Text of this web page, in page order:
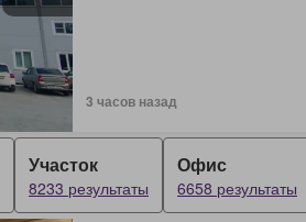
3 часов назад
Участок
8233 результаты
Офис
6658 результаты